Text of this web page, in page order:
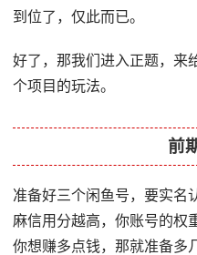
到位了，仅此而已。
好了，那我们进入正题，来
个项目的玩法。
前
准备好三个闲鱼号，要实名
麻信用分越高，你账号的权
你想赚多点钱，那就准备多